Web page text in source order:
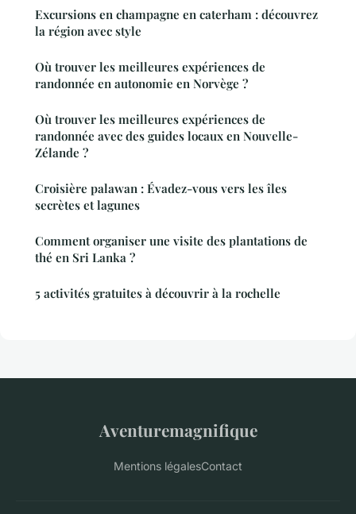
Excursions en champagne en caterham : découvrez
la région avec style
Où trouver les meilleures expériences de
randonnée en autonomie en Norvège ?
Où trouver les meilleures expériences de
randonnée avec des guides locaux en Nouvelle-
Zélande ?
Croisière palawan : Évadez-vous vers les îles
secrètes et lagunes
Comment organiser une visite des plantations de
thé en Sri Lanka ?
5 activités gratuites à découvrir à la rochelle
Aventuremagnifique
Mentions légalesContact